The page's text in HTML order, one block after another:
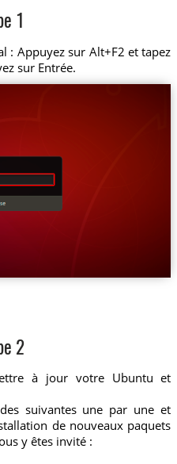
1
: Appuyez sur Alt+F2 et tapez
sur Entrée.
2
à jour votre Ubuntu et
suivantes une par une et
de nouveaux paquets
y êtes invité :